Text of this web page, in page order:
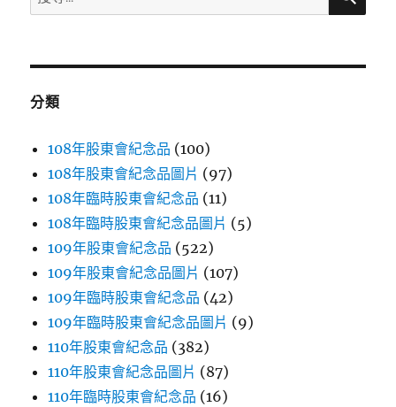
飲
尋
鍵
分類
108年股東會紀念品 (100)
108年股東會紀念品圖片 (97)
108年臨時股東會紀念品 (11)
108年臨時股東會紀念品圖片 (5)
109年股東會紀念品 (522)
109年股東會紀念品圖片 (107)
109年臨時股東會紀念品 (42)
109年臨時股東會紀念品圖片 (9)
110年股東會紀念品 (382)
110年股東會紀念品圖片 (87)
110年臨時股東會紀念品 (16)